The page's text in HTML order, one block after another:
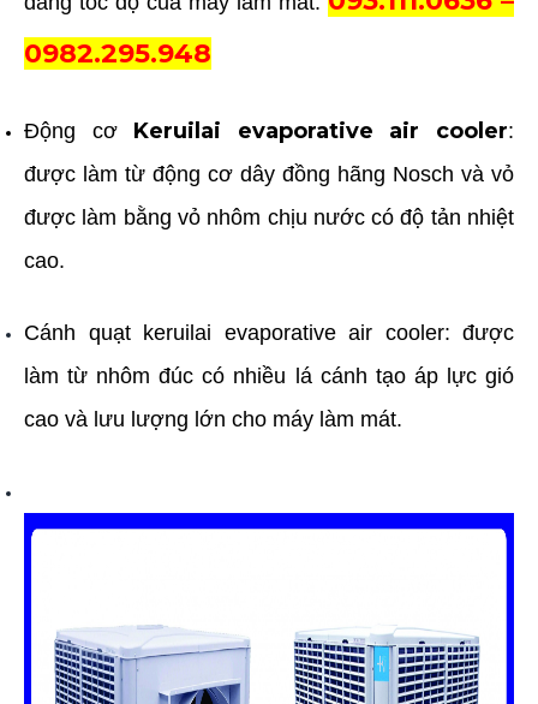
0982.295.948
Động cơ Keruilai evaporative air cooler:
được làm từ động cơ dây đồng hãng Nosch và vỏ
được làm bằng vỏ nhôm chịu nước có độ tản nhiệt
cao.
Cánh quạt keruilai evaporative air cooler: được
làm từ nhôm đúc có nhiều lá cánh tạo áp lực gió
cao và lưu lượng lớn cho máy làm mát.